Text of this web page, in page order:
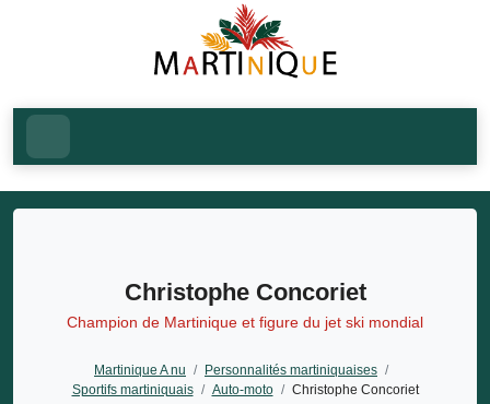
Christophe Concoriet
Champion de Martinique et figure du jet ski mondial
Martinique A nu / Personnalités martiniquaises /
Sportifs martiniquais / Auto-moto / Christophe Concoriet